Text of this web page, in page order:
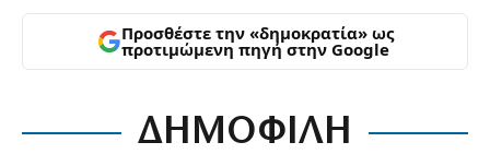
Προσθέστε την «δημοκρατία» ως
προτιμώμενη πηγή στην Google
ΔΗΜΟΦΙΛΗ